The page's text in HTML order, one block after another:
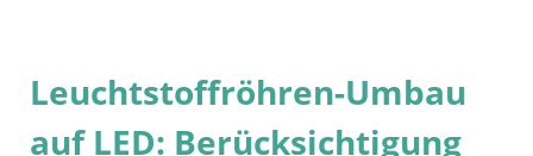
Leuchtstoffröhren-Umbau
auf LED: Berücksichtigung